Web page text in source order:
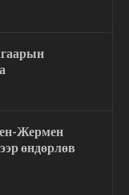
Жермен
өндөрлөв